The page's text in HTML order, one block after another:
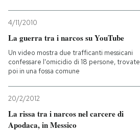
4/11/2010
La guerra tra i narcos su YouTube
Un video mostra due trafficanti messicani
confessare l'omicidio di 18 persone, trovate
poi in una fossa comune
20/2/2012
La rissa tra i narcos nel carcere di
Apodaca, in Messico